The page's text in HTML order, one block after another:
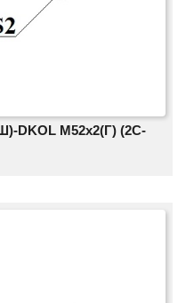
DKOL M52х2(Г) (2C-